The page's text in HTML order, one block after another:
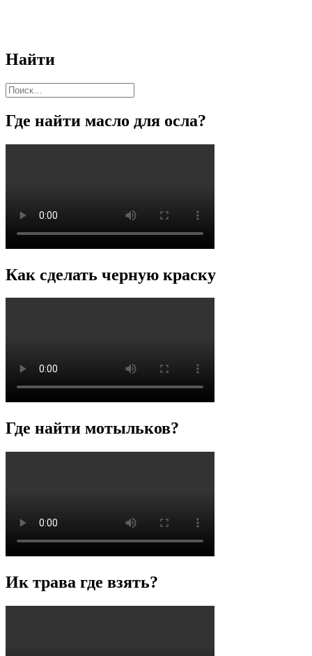
Найти
Найти:
Где найти масло для осла?
Как сделать черную краску
Где найти мотыльков?
Ик трава где взять?